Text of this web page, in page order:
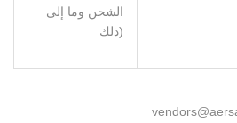
الشحن وما إلى
ذلك)